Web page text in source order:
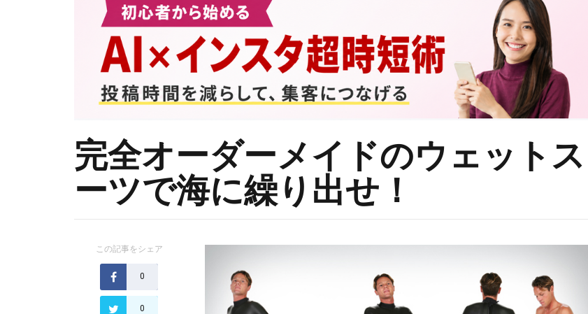
完全オーダーメイドのウェットス
ーツで海に繰り出せ！
この記事をシェア
0
0